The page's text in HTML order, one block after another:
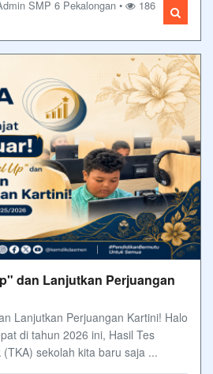
SMP 6 Pekalongan •
186
dan Lanjutkan Perjuangan
Lanjutkan Perjuangan Kartini! Halo
di tahun 2026 ini, Hasil Tes
sekolah kita baru saja ...